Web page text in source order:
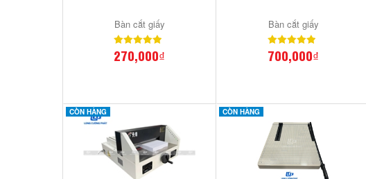
Bàn cắt giấy
270,000₫
Bàn cắt giấy
700,000₫
CÒN HÀNG CÒN HÀNG